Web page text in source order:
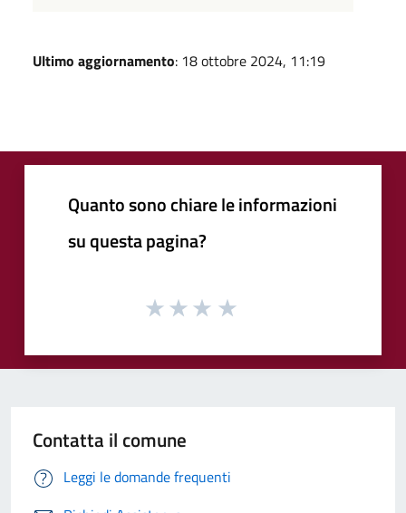
Ultimo aggiornamento: 18 ottobre 2024, 11:19
Quanto sono chiare le informazioni
su questa pagina?
Contatta il comune
Leggi le domande frequenti